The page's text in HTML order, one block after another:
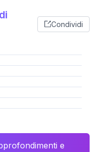
Condividi
e